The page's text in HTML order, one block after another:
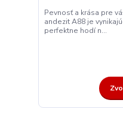
Pevnosť a krása pre
andezit A88 je
perfektne hodí n...